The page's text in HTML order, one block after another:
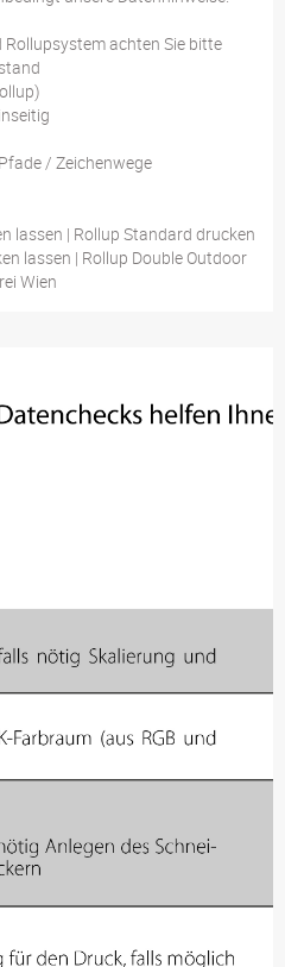
achten Sie bitte
/ Zeichenwege
lassen | Rollup Standard drucken
lassen | Rollup Double Outdoor
Wien